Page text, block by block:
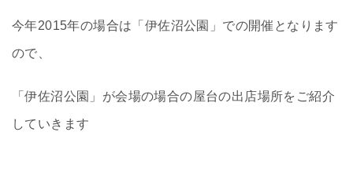
今年2015年の場合は「伊佐沼公園」での開催となります
ので、
「伊佐沼公園」が会場の場合の屋台の出店場所をご紹介
していきます